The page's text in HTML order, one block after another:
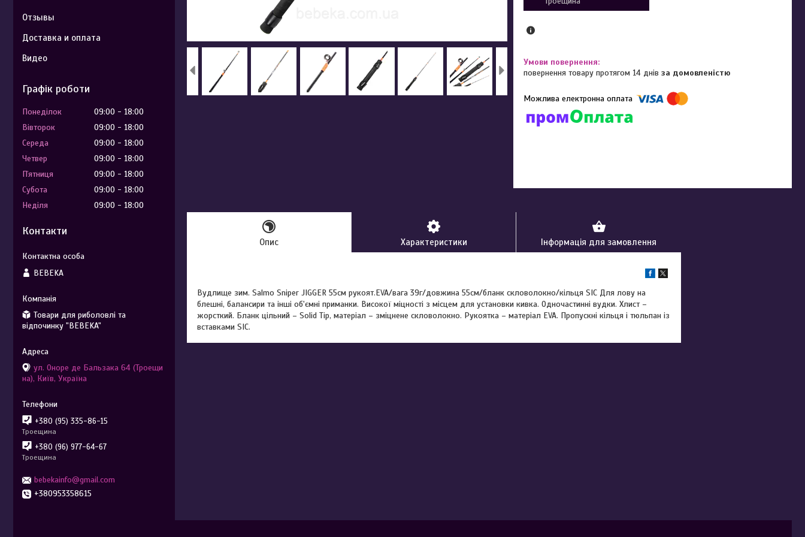
повернення товару протягом 14 днівза домовленістю
Опис Характеристики Інформація для замовлення
Вудлище зим. Salmo Sniper JIGGER 55см рукоят.EVA/вага 39г/довжина 55см/бланк скловолокно/кільця SIC Для лову на
блешні, балансири та інші об'ємні приманки. Високої міцності з місцем для установки кивка. Одночастинні вудки. Хлист –
жорсткий. Бланк цільний – Solid Tip, матеріал – зміцнене скловолокно. Рукоятка – матеріал EVA. Пропускні кільця і тюльпан із
вставками SIC.
Отзывы
Доставка и оплата
Видео
Графік роботи
Понеділок 09:00
18:00
Вівторок
09:00
18:00
Середа
09:00
18:00
Четвер
09:00
18:00
Пʼятниця
09:00
18:00
Субота
09:00
18:00
Неділя
09:00 18:00
Контакти
BEBEKA
Товари для риболовлі та
відпочинку "BEBEKA"
ул. Оноре де Бальзака 64 (Троещи
на), Київ, Україна
+380 (95) 335-86-15
Троещина
+380 (96) 977-64-67
Троещина
bebekainfo@gmail.com
+380953358615